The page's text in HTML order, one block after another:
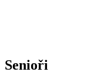
Senioři